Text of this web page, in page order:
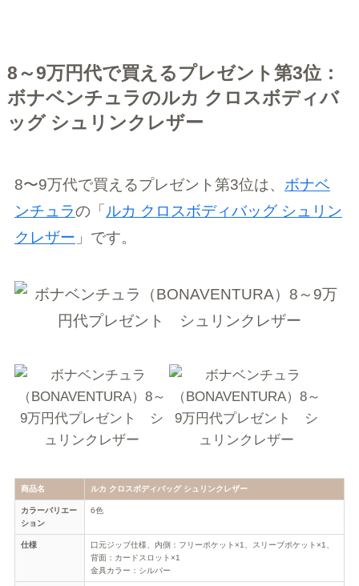
8～9万円代で買えるプレゼント第3位：
ボナベンチュラのルカ クロスボディバ
ッグ シュリンクレザー
8〜9万代で買えるプレゼント第3位は、 ボナベ
ンチュラの「 ルカ クロスボディバッグ シュリン
クレザー 」です。
商品名 ルカ クロスボディバッグ シュリンクレザー
カラーバリエー
ション
6色
仕様
口元ジップ仕様、内側：フリーポケット×1、スリーブポケット×1、
背面：カードスロット×1
金具カラー：シルバー